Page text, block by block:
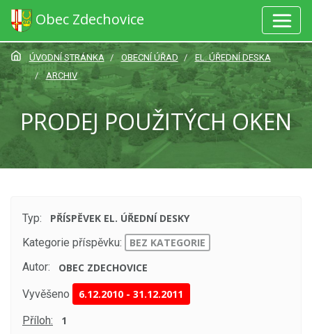
Obec Zdechovice
ÚVODNÍ STRÁNKA OBECNÍ ÚŘAD
EL. ÚŘEDNÍ DESKA
ARCHIV
PRODEJ POUŽITÝCH OKEN
Typ:
PŘÍSPĚVEK EL. ÚŘEDNÍ DESKY
Kategorie příspěvku:
BEZ KATEGORIE
Autor:
OBEC ZDECHOVICE
Vyvěšeno 6.12.2010 -31.12.2011
Příloh: 1